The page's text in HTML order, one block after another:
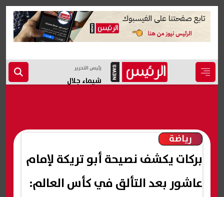
رئيس التحرير
شيماء جلال
رياضة
بركات يكشف نصيحة أبو تريكة لإمام
عاشور بعد التألق في كأس العالم: